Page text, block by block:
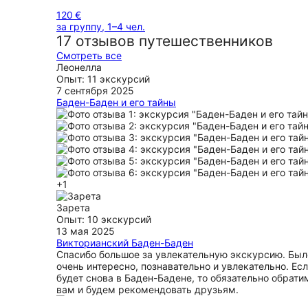
120 €
за группу, 1–4 чел.
17 отзывов путешественников
Смотреть все
Леонелла
Опыт: 11 экскурсий
7 сентября 2025
Баден-Баден и его тайны
Большое спасибо Алексу за чудесную экскурсию по
Бадену. Замечательный маршрут, 1,5 часа прошли
незаметно. Алекс очень эрудированный и знающий
человек, узнали много «тайн». Хотим еще
чтобы подняться на гору на фуникулере и еще
Узнали много исторических фактов о русской
этом прекрасном немецком городе.Алекс нам также
порекомендовал отличный ресторан для обеда Rizzi.
Самостоятельно сходили на виллу Тургенева после
экскурсии. Спасибо !
ещё
+1
Зарета
Опыт: 10 экскурсий
13 мая 2025
Викторианский Баден-Баден
Спасибо большое за увлекательную экскурсию.
очень интересно, познавательно и увлекательно.
будет снова в Баден-Бадене, то обязательно
вам и будем рекомендовать друзьям.